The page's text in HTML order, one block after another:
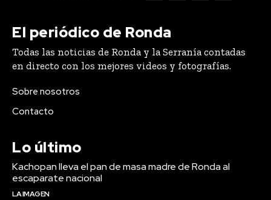
El periódico de Ronda
Todas las noticias de Ronda y la Serranía contadas
en directo con los mejores videos y fotografías.
Sobre nosotros
Contacto
Lo último
Kachopan lleva el pan de masa madre de Ronda al
escaparate nacional
LA IMAGEN